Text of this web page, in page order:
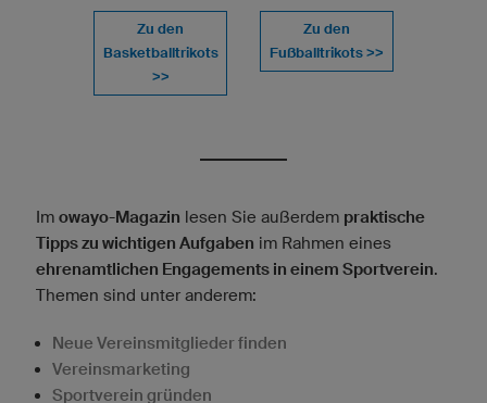
Zu den
Basketballtrikots
>>
Zu den
Fußballtrikots >>
Im owayo-Magazin lesen Sie außerdem praktische
Tipps zu wichtigen Aufgaben im Rahmen eines
ehrenamtlichen Engagements in einem Sportverein.
Themen sind unter anderem:
Neue Vereinsmitglieder finden
Vereinsmarketing
Sportverein gründen